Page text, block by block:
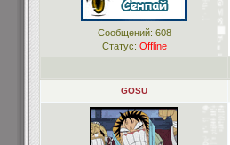
Сообщений: 608
Статус: Offline
GOSU